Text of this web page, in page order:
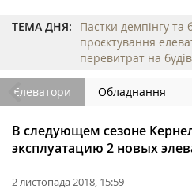
ТЕМА ДНЯ:
Пастки демпінгу та
проєктування
перевитрат на
Елеватори Обладнання
В следующем сезоне
эксплуатацию 2 новых
2 листопада 2018, 15:59